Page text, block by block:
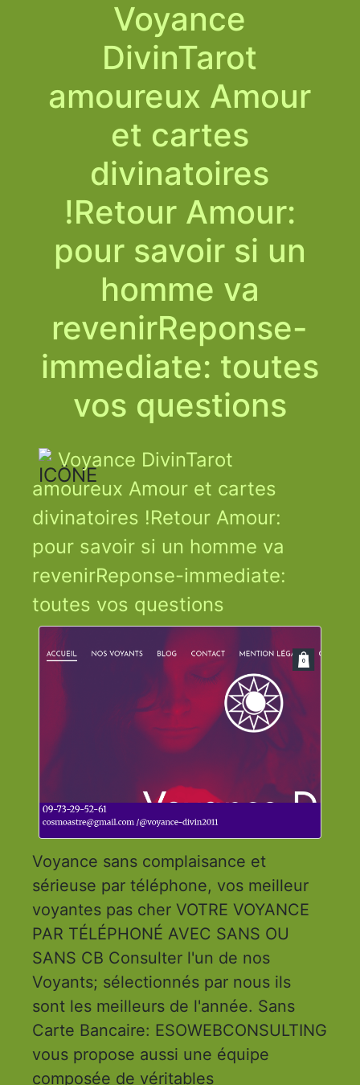
Voyance
DivinTarot
amoureux Amour
et cartes
divinatoires
!Retour Amour:
pour savoir si un
homme va
revenirReponse-
immediate: toutes
vos questions
Voyance DivinTarot
amoureux Amour et cartes
divinatoires !Retour Amour:
pour savoir si un homme va
revenirReponse-immediate:
toutes vos questions
Voyance sans complaisance et
sérieuse par téléphone, vos meilleur
voyantes pas cher VOTRE VOYANCE
PAR TÉLÉPHONÉ AVEC SANS OU
SANS CB Consulter l'un de nos
Voyants; sélectionnés par nous ils
sont les meilleurs de l'année. Sans
Carte Bancaire: ESOWEBCONSULTING
vous propose aussi une équipe
composée de véritables